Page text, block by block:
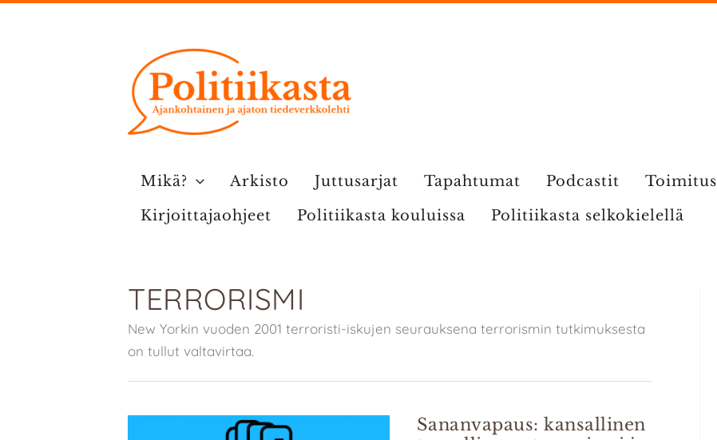
Mikä? Arkisto Juttusarjat Tapahtumat Podcastit Toimitus
Kirjoittajaohjeet
Politiikasta kouluissa Politiikasta selkokielellä
TERRORISMI
New Yorkin vuoden 2001 terroristi-iskujen seurauksena terrorismin tutkimuksesta
on tullut valtavirtaa.
Sananvapaus: kansallinen